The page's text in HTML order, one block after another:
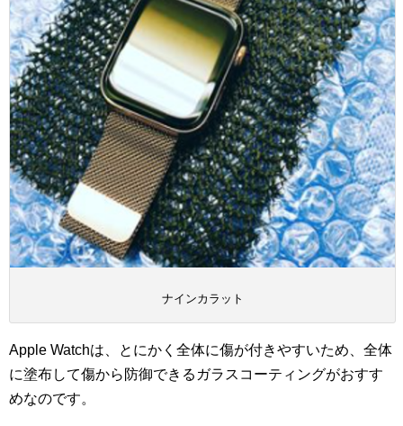
ナインカラット
Apple Watchは、とにかく全体に傷が付きやすいため、全体
に塗布して傷から防御できるガラスコーティングがおすす
めなのです。